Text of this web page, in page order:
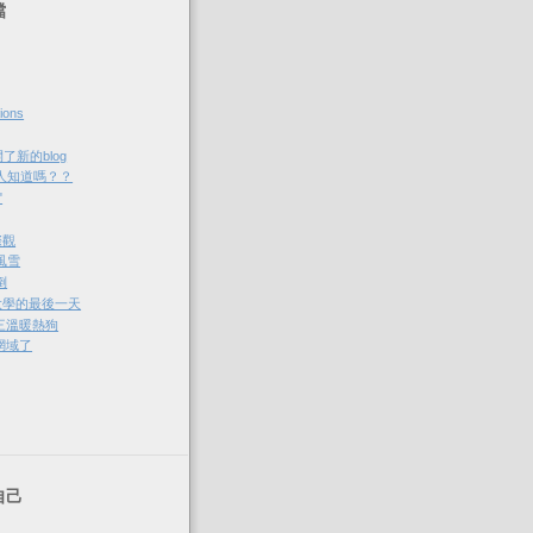
新的blog
知道嗎？？
雪
的最後一天
溫暖熱狗
域了
己